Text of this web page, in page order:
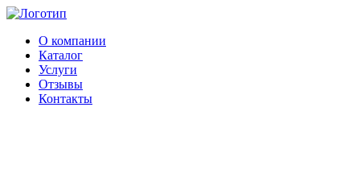
Перейти
содержимому
О компании
Каталог
Услуги
Отзывы
Контакты